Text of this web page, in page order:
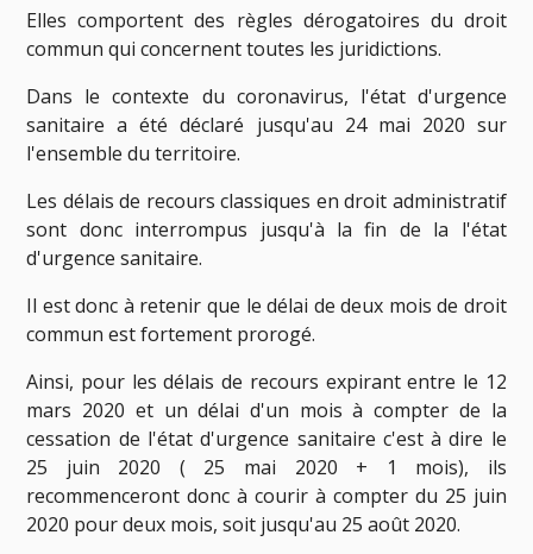
Elles comportent des règles dérogatoires du droit
commun qui concernent toutes les juridictions.
Dans le contexte du coronavirus, l'état d'urgence
sanitaire a été déclaré jusqu'au 24 mai 2020 sur
l'ensemble du territoire.
Les délais de recours classiques en droit administratif
sont donc interrompus jusqu'à la fin de la l'état
d'urgence sanitaire.
Il est donc à retenir que le délai de deux mois de droit
commun est fortement prorogé.
Ainsi, pour les délais de recours expirant entre le 12
mars 2020 et un délai d'un mois à compter de la
cessation de l'état d'urgence sanitaire c'est à dire le
25 juin 2020 ( 25 mai 2020 + 1 mois), ils
recommenceront donc à courir à compter du 25 juin
2020 pour deux mois, soit jusqu'au 25 août 2020.